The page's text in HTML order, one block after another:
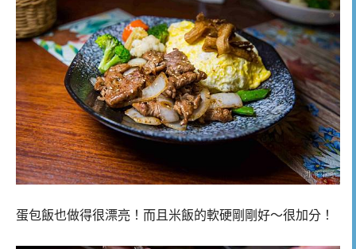
蛋包飯也做得很漂亮！而且米飯的軟硬剛剛好～很加分！